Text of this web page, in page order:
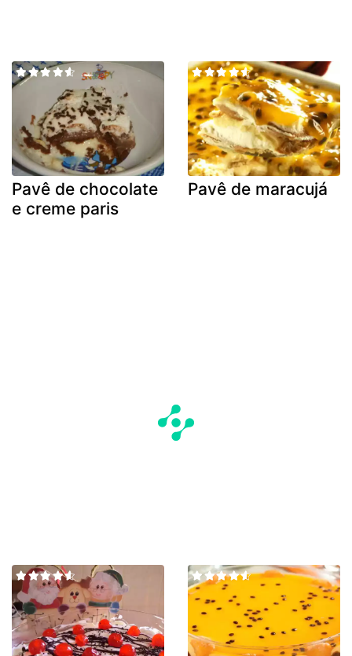
Pavê de chocolate
e creme paris
Pavê de maracujá